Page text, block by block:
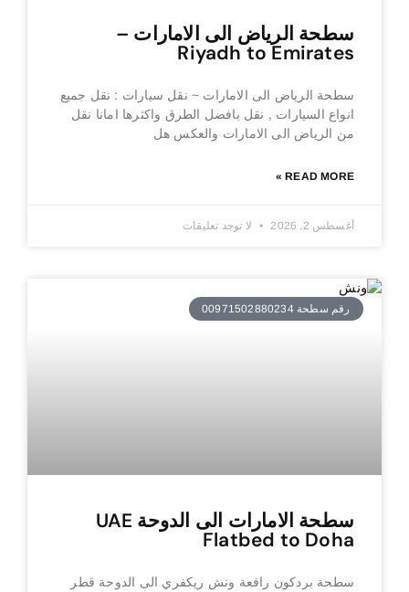
سطحة الرياض الى الامارات –
Riyadh to Emirates
سطحة الرياض الى الامارات ~ نقل سيارات : نقل جميع
انواع السيارات , نقل بافضل الطرق واكثرها امانا نقل
من الرياض الى الامارات والعكس هل
READ MORE »
أغسطس 2, 2026 لا توجد تعليقات
رقم سطحة 00971502880234
سطحة الامارات الى الدوحة UAE
Flatbed to Doha
سطحة بردكون رافعة ونش ريكفري الى الدوحة قطر